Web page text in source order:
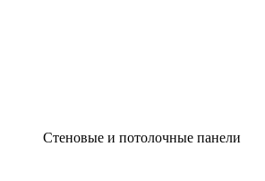
Стеновые и потолочные панели